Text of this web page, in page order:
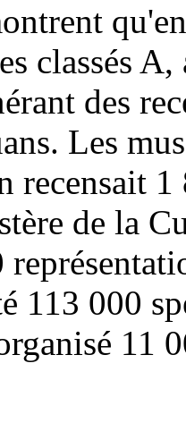
classés
des
Les
recensait
de la
113 000
11